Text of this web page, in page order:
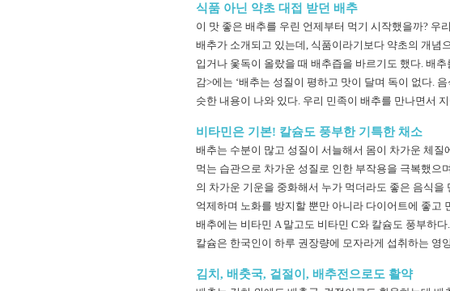
식품 아닌 약초 대접 받던 배추
이 맛 좋은 배추를 우린 언제부터 먹기 시작했을까? 우
배추가 소개되고 있는데, 식품이라기보다 약초의 개념
입거나 옻독이 올랐을 때 배추즙을 바르기도 했다. 배
감>에는 ‘배추는 성질이 평하고 맛이 달며 독이 없다.
슷한 내용이 나와 있다. 우리 민족이 배추를 만나면서
비타민은 기본! 칼슘도 풍부한 기특한 채소
배추는 수분이 많고 성질이 서늘해서 몸이 차가운 체
먹는 습관으로 차가운 성질로 인한 부작용을 극복했으
의 차가운 기운을 중화해서 누가 먹더라도 좋은 음식
억제하며 노화를 방지할 뿐만 아니라 다이어트에 좋고
배추에는 비타민 A 말고도 비타민 C와 칼슘도 풍부하
칼슘은 한국인이 하루 권장량에 모자라게 섭취하는 영
김치, 배춧국, 겉절이, 배추전으로도 활약